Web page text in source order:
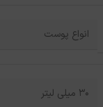
انواع پوست
30 میلی لیتر